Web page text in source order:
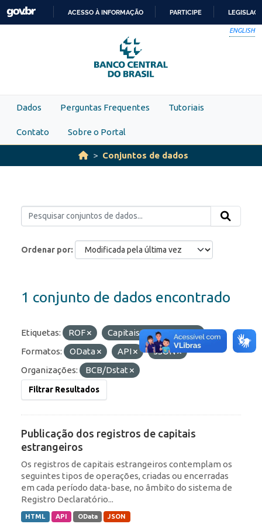
Skip to main content
PARA
O
CONTEÚDO
ACESSO À INFORMAÇÃO PARTICIPE
ENGLISH
Dados Perguntas Frequentes Tutoriais
Contato Sobre o Portal
Conjuntos de dados
Ordenar por
1 conjunto de dados encontrado
Etiquetas: ROF
Capitais Estrangeiros
Formatos:
OData API
JSON
Organizações:
BCB/Dstat
Filtrar Resultados
Publicação dos registros de capitais
estrangeiros
Os registros de capitais estrangeiros contemplam os
seguintes tipos de operações, criadas ou encerradas
em cada período data-base, no âmbito do sistema de
Registro Declaratório...
HTML API OData JSON